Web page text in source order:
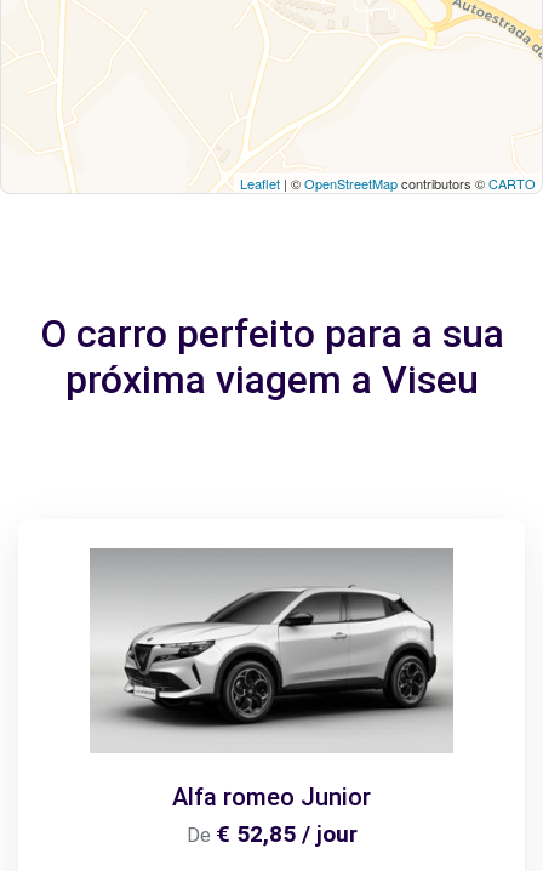
Leaflet | ©OpenStreetMapcontributors ©CARTO
O carro perfeito para a sua
próxima viagem a Viseu
Alfa romeo Junior
De € 52,85 / jour